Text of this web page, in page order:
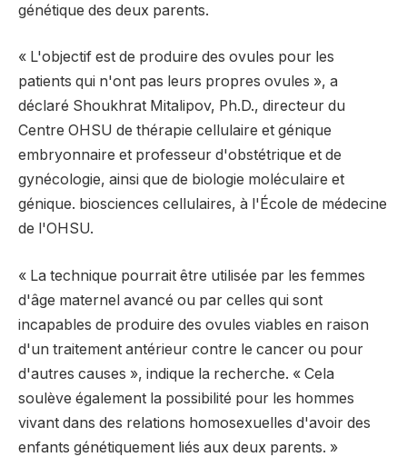
génétique des deux parents.
« L'objectif est de produire des ovules pour les
patients qui n'ont pas leurs propres ovules », a
déclaré Shoukhrat Mitalipov, Ph.D., directeur du
Centre OHSU de thérapie cellulaire et génique
embryonnaire et professeur d'obstétrique et de
gynécologie, ainsi que de biologie moléculaire et
génique. biosciences cellulaires, à l'École de médecine
de l'OHSU.
« La technique pourrait être utilisée par les femmes
d'âge maternel avancé ou par celles qui sont
incapables de produire des ovules viables en raison
d'un traitement antérieur contre le cancer ou pour
d'autres causes », indique la recherche. « Cela
soulève également la possibilité pour les hommes
vivant dans des relations homosexuelles d'avoir des
enfants génétiquement liés aux deux parents. »